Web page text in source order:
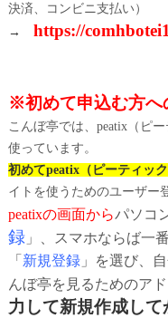
決済、コンビニ支払い）
→ https://
※初めて申込む方へ
こんぼ亭では、peatix（ピ
使っています。
初めてpeatix（ピーティッ
イトを使うためのユーザー
peatixの画面からパソコ
録」、スマホならば一
「 新規登録」を選び、
んぼ亭を見るためのア
力して新規作成して